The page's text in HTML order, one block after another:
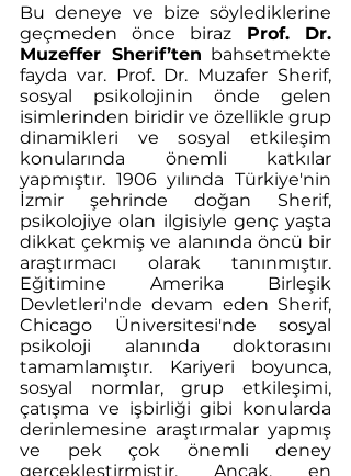
Bu deneye ve bize söylediklerine
geçmeden önce biraz Prof. Dr.
Muzeffer Sherif’ten bahsetmekte
fayda var. Prof. Dr. Muzafer Sherif,
sosyal psikolojinin önde gelen
isimlerinden biridir ve özellikle grup
dinamikleri ve sosyal etkileşim
konularında önemli katkılar
yapmıştır. 1906 yılında Türkiye'nin
İzmir şehrinde doğan Sherif,
psikolojiye olan ilgisiyle genç yaşta
dikkat çekmiş ve alanında öncü bir
araştırmacı olarak tanınmıştır.
Eğitimine Amerika Birleşik
Devletleri'nde devam eden Sherif,
Chicago Üniversitesi'nde sosyal
psikoloji alanında doktorasını
tamamlamıştır. Kariyeri boyunca,
sosyal normlar, grup etkileşimi,
çatışma ve işbirliği gibi konularda
derinlemesine araştırmalar yapmış
ve pek çok önemli deney
gerçekleştirmiştir. Ancak, en